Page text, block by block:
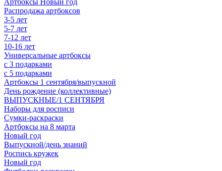
Артбоксы Новый год
Распродажа артбоксов
3-5 лет
5-7 лет
7-12 лет
10-16 лет
Универсальные артбоксы
с 3 подарками
с 5 подарками
Артбоксы 1 сентября/выпускной
День рождение (коллективные)
ВЫПУСКНЫЕ/1 СЕНТЯБРЯ
Наборы для росписи
Сумки-раскраски
Артбоксы на 8 марта
Новый год
Выпускной/день знаний
Роспись кружек
Новый год